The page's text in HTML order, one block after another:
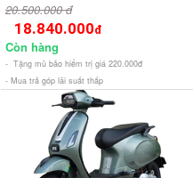
20.500.000 đ
18.840.000đ
Còn hàng
- Tặng mũ bảo hiểm trị giá 220.000đ
- Mua trả góp lãi suất thấp